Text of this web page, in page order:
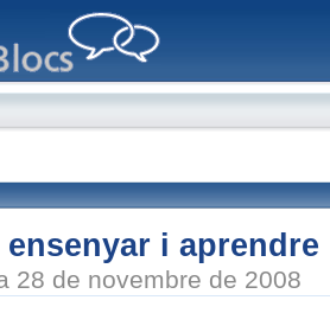
i aprendre
28 de novembre de 2008